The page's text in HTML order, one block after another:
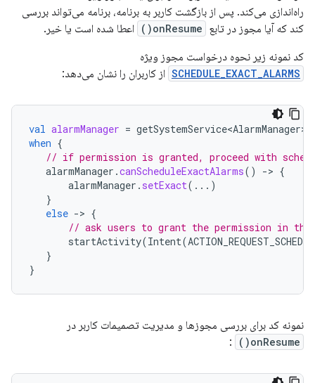
راه‌اندازی می‌کند. پس از بازگشت کاربر به برنامه، برنامه می‌تواند بررسی
کند که آیا مجوز در تابع onResume()
اعطا شده است یا خیر.
کد نمونه زیر نحوه درخواست مجوز ویژه
SCHEDULE_EXACT_ALARMS از کاربران را نشان می‌دهد:
val alarmManager = getSystemService<AlarmManager>
when {
// if permission is granted, proceed with
alarmManager .canScheduleExactAlarms() -> {
alarmManager . setExact(...)
}
else -> {
// ask users to grant the permission in the
startActivity(Intent(
}
}
نمونه کد برای بررسی مجوزها و مدیریت تصمیمات کاربر در
onResume()
: